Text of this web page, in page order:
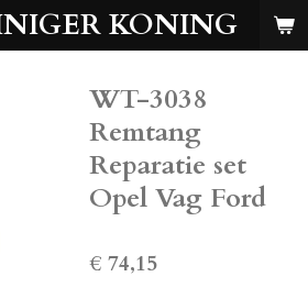
KONING
WT-3038
Remtang
Reparatie set
Opel Vag Ford
€ 74,15